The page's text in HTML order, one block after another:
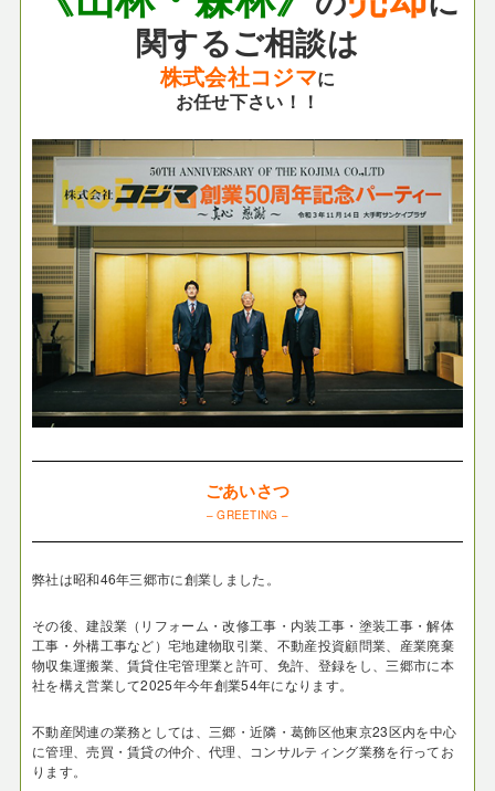
関するご相談は
株式会社コジマに
お任せ下さい！！
ごあいさつ
– GREETING –
弊社は昭和46年三郷市に創業しました。
その後、建設業（リフォーム・改修工事・内装工事・塗装工事・解体
工事・外構工事など）宅地建物取引業、不動産投資顧問業、産業廃棄
物収集運搬業、賃貸住宅管理業と許可、免許、登録をし、三郷市に本
社を構え営業して2025年今年創業54年になります。
不動産関連の業務としては、三郷・近隣・葛飾区他東京23区内を中心
に管理、売買・賃貸の仲介、代理、コンサルティング業務を行ってお
ります。